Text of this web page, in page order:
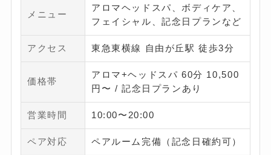
メニュー
アロマヘッドスパ、ボディケア、
フェイシャル、記念日プランなど
アクセス 東急東横線 自由が丘駅 徒歩3分
価格帯
アロマ+ヘッドスパ 60分 10,500
円〜 / 記念日プランあり
営業時間 10:00〜20:00
ペア対応 ペアルーム完備（記念日確約可）